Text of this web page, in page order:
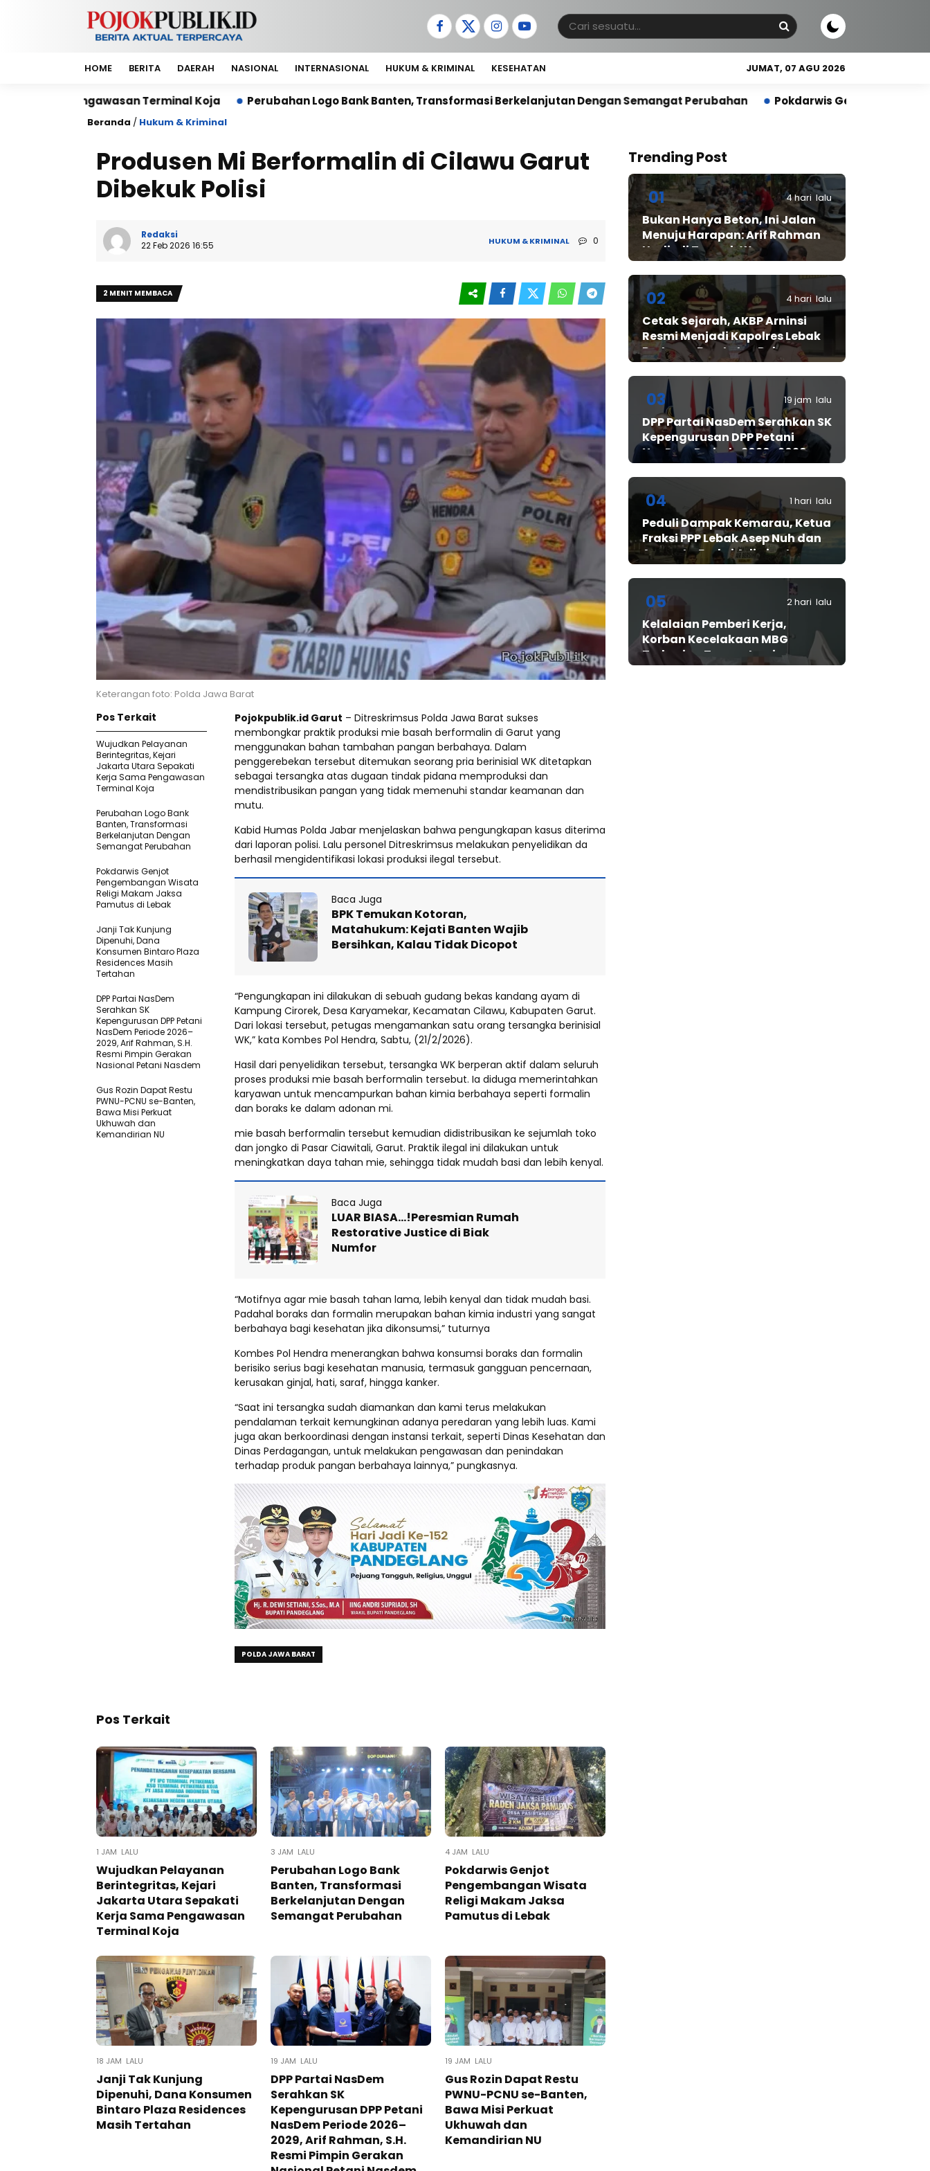
HOME BERITA DAERAH NASIONAL INTERNASIONAL HUKUM & KRIMINAL KESEHATAN JUMAT, 07 AGU 2026
Terminal Koja Perubahan Logo Bank Banten, Transformasi Berkelanjutan Dengan Semangat Perubahan Pokdarwis Genjot Pengembangan Wisata
Beranda / Hukum & Kriminal
Produsen Mi Berformalin di Cilawu Garut
Dibekuk Polisi
Redaksi
22 Feb 2026 16:55
HUKUM & KRIMINAL 0
2 MENIT MEMBACA
Keterangan foto: Polda Jawa Barat
Pojokpublik.id Garut – Ditreskrimsus Polda Jawa Barat sukses
membongkar praktik produksi mie basah berformalin di Garut yang
menggunakan bahan tambahan pangan berbahaya. Dalam
penggerebekan tersebut ditemukan seorang pria berinisial WK ditetapkan
sebagai tersangka atas dugaan tindak pidana memproduksi dan
mendistribusikan pangan yang tidak memenuhi standar keamanan dan
mutu.
Kabid Humas Polda Jabar menjelaskan bahwa pengungkapan kasus diterima
dari laporan polisi. Lalu personel Ditreskrimsus melakukan penyelidikan da
berhasil mengidentifikasi lokasi produksi ilegal tersebut.
Baca Juga
BPK Temukan Kotoran,
Matahukum: Kejati Banten Wajib
Bersihkan, Kalau Tidak Dicopot
“Pengungkapan ini dilakukan di sebuah gudang bekas kandang ayam di
Kampung Cirorek, Desa Karyamekar, Kecamatan Cilawu, Kabupaten Garut.
Dari lokasi tersebut, petugas mengamankan satu orang tersangka berinisial
WK,” kata Kombes Pol Hendra, Sabtu, (21/2/2026).
Hasil dari penyelidikan tersebut, tersangka WK berperan aktif dalam seluruh
proses produksi mie basah berformalin tersebut. Ia diduga memerintahkan
karyawan untuk mencampurkan bahan kimia berbahaya seperti formalin
dan boraks ke dalam adonan mi.
mie basah berformalin tersebut kemudian didistribusikan ke sejumlah toko
dan jongko di Pasar Ciawitali, Garut. Praktik ilegal ini dilakukan untuk
meningkatkan daya tahan mie, sehingga tidak mudah basi dan lebih kenyal.
Baca Juga
LUAR BIASA…!Peresmian Rumah
Restorative Justice di Biak
Numfor
“Motifnya agar mie basah tahan lama, lebih kenyal dan tidak mudah basi.
Padahal boraks dan formalin merupakan bahan kimia industri yang sangat
berbahaya bagi kesehatan jika dikonsumsi,” tuturnya
Kombes Pol Hendra menerangkan bahwa konsumsi boraks dan formalin
berisiko serius bagi kesehatan manusia, termasuk gangguan pencernaan,
kerusakan ginjal, hati, saraf, hingga kanker.
“Saat ini tersangka sudah diamankan dan kami terus melakukan
pendalaman terkait kemungkinan adanya peredaran yang lebih luas. Kami
juga akan berkoordinasi dengan instansi terkait, seperti Dinas Kesehatan dan
Dinas Perdagangan, untuk melakukan pengawasan dan penindakan
terhadap produk pangan berbahaya lainnya,” pungkasnya.
POLDA JAWA BARAT
Pos Terkait
Wujudkan Pelayanan
Berintegritas, Kejari
Jakarta Utara Sepakati
Kerja Sama Pengawasan
Terminal Koja
Perubahan Logo Bank
Banten, Transformasi
Berkelanjutan Dengan
Semangat Perubahan
Pokdarwis Genjot
Pengembangan Wisata
Religi Makam Jaksa
Pamutus di Lebak
Janji Tak Kunjung
Dipenuhi, Dana
Konsumen Bintaro Plaza
Residences Masih
Tertahan
DPP Partai NasDem
Serahkan SK
Kepengurusan DPP Petani
NasDem Periode 2026–
2029, Arif Rahman, S.H.
Resmi Pimpin Gerakan
Nasional Petani Nasdem
Gus Rozin Dapat Restu
PWNU-PCNU se-Banten,
Bawa Misi Perkuat
Ukhuwah dan
Kemandirian NU
Pos Terkait
1 JAM LALU
Wujudkan Pelayanan
Berintegritas, Kejari
Jakarta Utara Sepakati
Kerja Sama Pengawasan
Terminal Koja
3 JAM LALU
Perubahan Logo Bank
Banten, Transformasi
Berkelanjutan Dengan
Semangat Perubahan
4 JAM LALU
Pokdarwis Genjot
Pengembangan Wisata
Religi Makam Jaksa
Pamutus di Lebak
18 JAM LALU
Janji Tak Kunjung
Dipenuhi, Dana Konsumen
Bintaro Plaza Residences
Masih Tertahan
19 JAM LALU
DPP Partai NasDem
Serahkan SK
Kepengurusan DPP Petani
NasDem Periode 2026–
2029, Arif Rahman, S.H.
Resmi Pimpin Gerakan
19 JAM LALU
Gus Rozin Dapat Restu
PWNU-PCNU se-Banten,
Bawa Misi Perkuat
Ukhuwah dan
Kemandirian NU
Trending Post
01 4 hari lalu
Bukan Hanya Beton, Ini Jalan
Menuju Harapan: Arif Rahman
Hadir di Tengah Warga
Cibadak
02 4 hari lalu
Cetak Sejarah, AKBP Arninsi
Resmi Menjadi Kapolres Lebak
Pertama Berstatus Polwan
03 19 jam lalu
DPP Partai NasDem Serahkan SK
Kepengurusan DPP Petani
NasDem Periode 2026–2029,
Arif Rahman, S.H. Resmi Pimpin
Nasdem
04 1 hari lalu
Peduli Dampak Kemarau, Ketua
Fraksi PPP Lebak Asep Nuh dan
Anggota Fraksi Adiwinata
Kusuma Salurkan Bantuan Air
Bintangresm
05 2 hari lalu
Kelalaian Pemberi Kerja,
Korban Kecelakaan MBG
Terbaring Tanpa Jaminan